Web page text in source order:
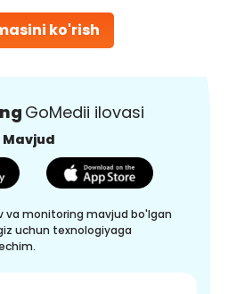
ko'rish
GoMedii ilovasi
Mavjud
va monitoring mavjud bo'lgan
uchun texnologiyaga